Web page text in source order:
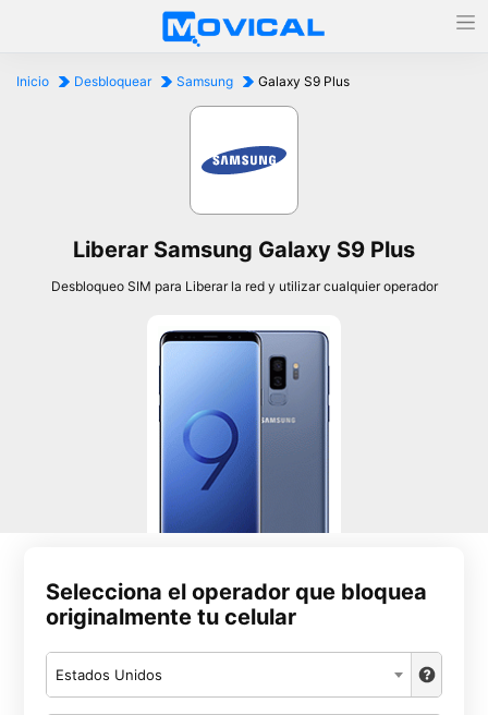
Inicio Desbloquear Samsung Galaxy S9 Plus
Liberar Samsung Galaxy S9 Plus
Desbloqueo SIM para Liberar la red y utilizar cualquier operador
Selecciona el operador que bloquea
originalmente tu celular
Estados Unidos